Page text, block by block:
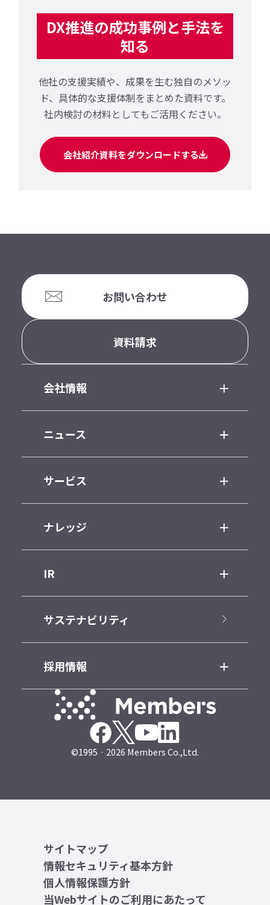
DX推進の成功事例と手法を
知る
他社の支援実績や、成果を生む独自のメソッ
ド、 具体的な支援体制をまとめた資料です。
社内検討の材料としてもご活用ください。
会社紹介資料をダウンロードする
お問い合わせ
資料請求
会社情報
ニュース
サービス
ナレッジ
IR
サステナビリティ
採用情報
©1995‐2026 Members Co.,Ltd.
サイトマップ
情報セキュリティ基本方針
個人情報保護方針
当Webサイトのご利用にあたって